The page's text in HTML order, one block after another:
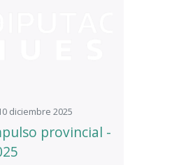
diciembre 2025
provincial -